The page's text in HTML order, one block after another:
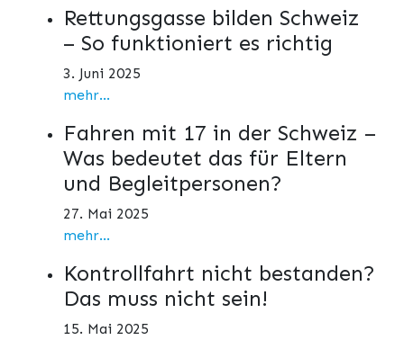
Rettungsgasse bilden Schweiz
– So funktioniert es richtig
3. Juni 2025
mehr...
Fahren mit 17 in der Schweiz –
Was bedeutet das für Eltern
und Begleitpersonen?
27. Mai 2025
mehr...
Kontrollfahrt nicht bestanden?
Das muss nicht sein!
15. Mai 2025